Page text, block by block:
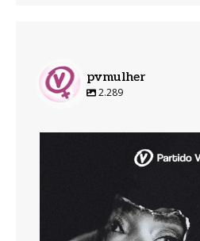
pvmulher
2.289
Ago 7